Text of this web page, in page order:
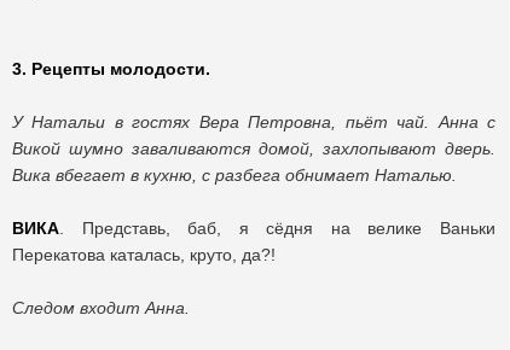
3. Рецепты молодости.
У Натальи в гостях Вера Петровна, пьёт чай. Анна с
Викой шумно заваливаются домой, захлопывают дверь.
Вика вбегает в кухню, с разбега обнимает Наталью.
ВИКА . Представь, баб, я сёдня на велике Ваньки
Перекатова каталась, круто, да?!
Следом входит Анна.